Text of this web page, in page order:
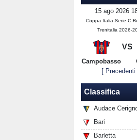
15 ago 2026
Coppa Italia Serie C
Trenitalia 2026-
VS
Campobasso
[ Precedenti
Classifica
Audace
Bari
Barletta